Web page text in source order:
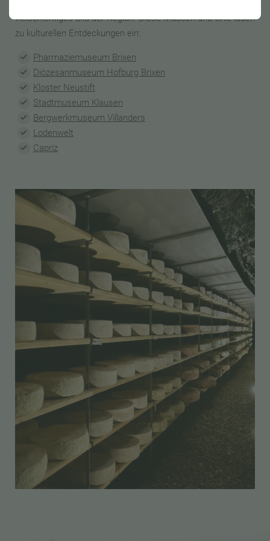
vielschichtiges Bild der Region. Diese Museen und Orte laden
zu kulturellen Entdeckungen ein:
Pharmaziemuseum Brixen
Diözesanmuseum Hofburg Brixen
Kloster Neustift
Stadtmuseum Klausen
Bergwerkmuseum Villanders
Lodenwelt
Capriz